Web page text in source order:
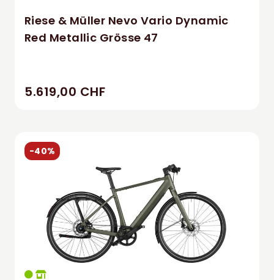
Riese & Müller Nevo Vario Dynamic
Red Metallic Grösse 47
5.619,00 CHF
-40%